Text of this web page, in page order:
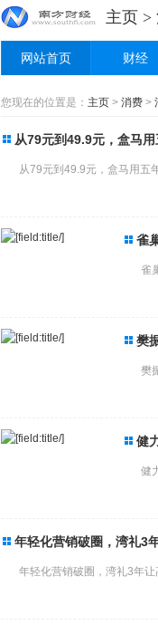
主页 >
网站首页 财经
您现在的位置是： 主页 > 消费 >
从79元到49.9元，盒马
从79元到49.9元，盒马用五
雀
雀
樊
樊
健
健
年轻化营销破圈，湾礼3
年轻化营销破圈，湾礼3年